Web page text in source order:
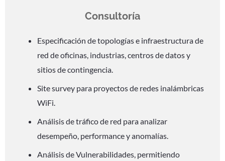
Consultoría
Especificación de topologías e infraestructura de
red de oficinas, industrias, centros de datos y
sitios de contingencia.
Site survey para proyectos de redes inalámbricas
WiFi.
Análisis de tráfico de red para analizar
desempeño, performance y anomalías.
Análisis de Vulnerabilidades, permitiendo